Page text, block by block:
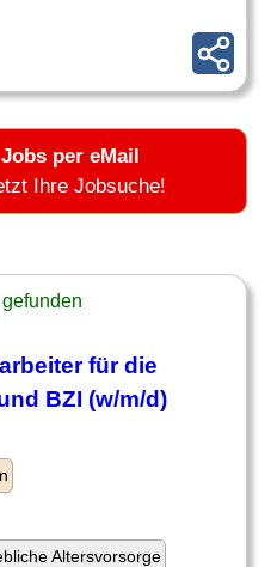
Jobs per eMail
Ihre Jobsuche!
für die
BZI (w/m/d)
Altersvorsorge